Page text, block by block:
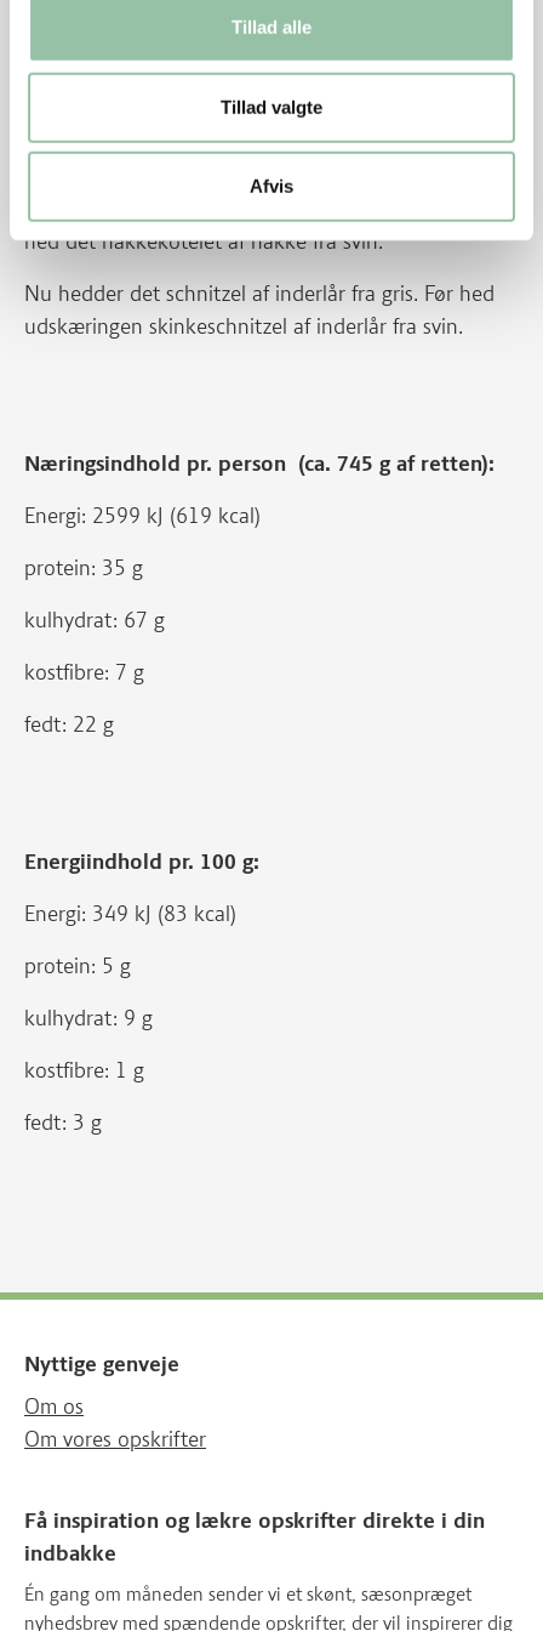
Tillad alle
Tillad valgte
Afvis
Pande-broccoli kan også serveres til frikadeller,
schnitzler, koteletter, etc.
Energifordeling
hed det nakkekotelet af nakke fra svin.
Nu hedder det schnitzel af inderlår fra gris. Før hed
udskæringen skinkeschnitzel af inderlår fra svin.
Næringsindhold pr. person (ca. 745 g af retten):
Energi: 2599 kJ (619 kcal)
protein: 35 g
kulhydrat: 67 g
kostfibre: 7 g
fedt: 22 g
Energiindhold pr. 100 g:
Energi: 349 kJ (83 kcal)
protein: 5 g
kulhydrat: 9 g
kostfibre: 1 g
fedt: 3 g
Nyttige genveje
Om os
Om vores opskrifter
Få inspiration og lækre opskrifter direkte i din
indbakke
Én gang om måneden sender vi et skønt, sæsonpræget
nyhedsbrev med spændende opskrifter, der vil inspirerer dig